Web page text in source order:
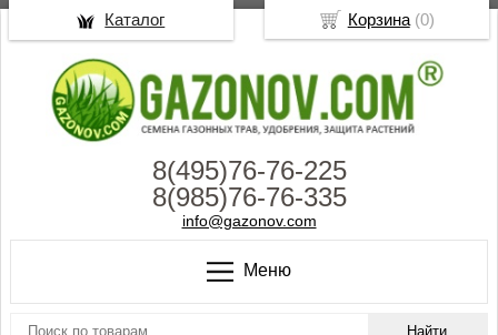
8(495)76-76-225
8(985)76-76-335
info@gazonov.com
Меню
Корзина(0)
Каталог